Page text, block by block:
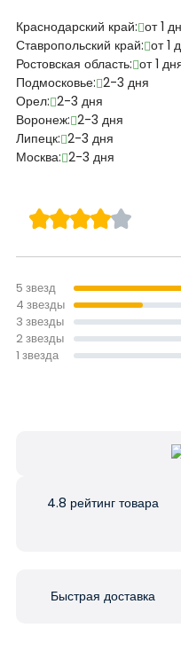
Краснодарский край: от 1
Ставропольский край: от 1
Ростовская область: от 1
Подмосковье: 2-3 дня
Орел: 2-3 дня
Воронеж: 2-3 дня
Липецк: 2-3 дня
Москва: 2-3 дня
5 звезд
4 звезды
3 звезды
2 звезды
1 звезда
4.8 рейтинг товара
Быстрая доставка